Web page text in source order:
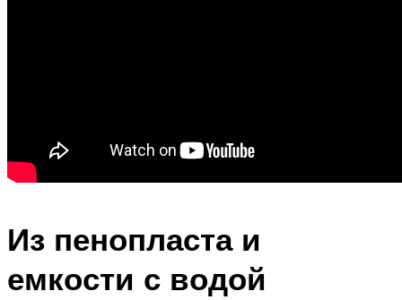
Из пенопласта и
емкости с водой